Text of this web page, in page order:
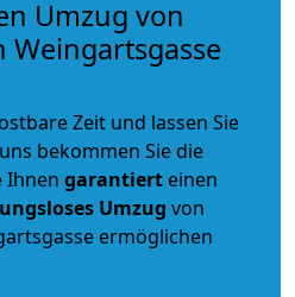
Umzug von
Zeit und lassen Sie
bekommen Sie die
Ihnen garantiert einen
Umzug von
ermöglichen